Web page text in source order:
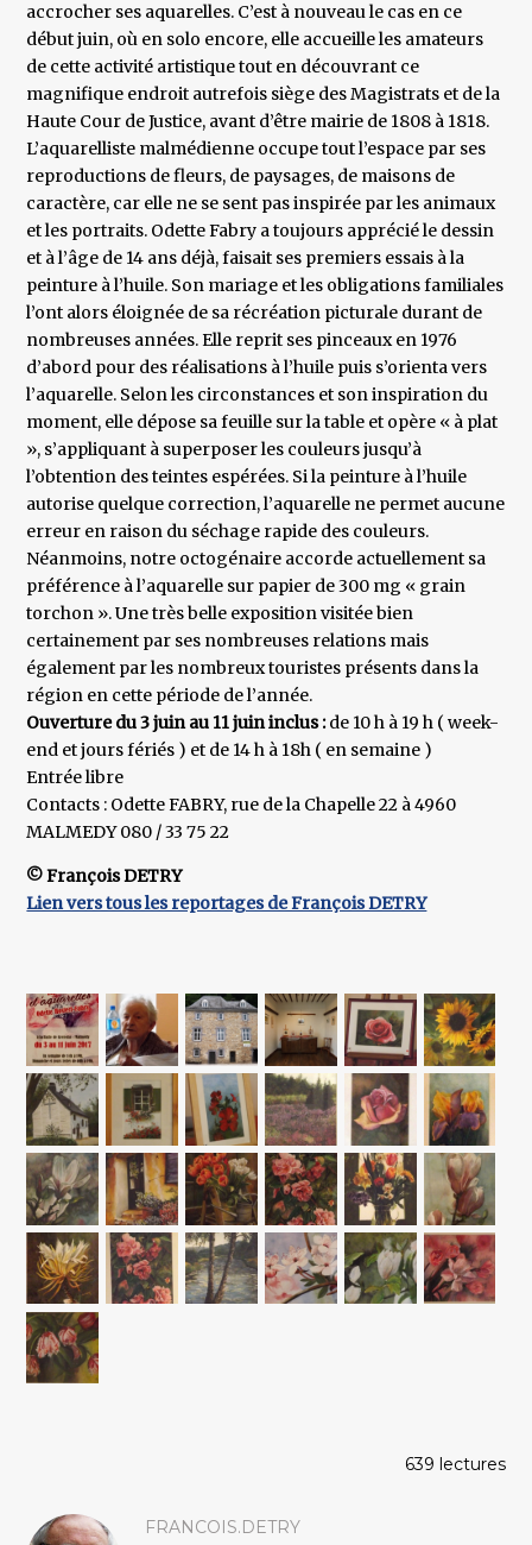
accrocher ses aquarelles. C’est à nouveau le cas en ce
début juin, où en solo encore, elle accueille les amateurs
de cette activité artistique tout en découvrant ce
magnifique endroit autrefois siège des Magistrats et de la
Haute Cour de Justice, avant d’être mairie de 1808 à 1818.
L’aquarelliste malmédienne occupe tout l’espace par ses
reproductions de fleurs, de paysages, de maisons de
caractère, car elle ne se sent pas inspirée par les animaux
et les portraits. Odette Fabry a toujours apprécié le dessin
et à l’âge de 14 ans déjà, faisait ses premiers essais à la
peinture à l’huile. Son mariage et les obligations familiales
l’ont alors éloignée de sa récréation picturale durant de
nombreuses années. Elle reprit ses pinceaux en 1976
d’abord pour des réalisations à l’huile puis s’orienta vers
l’aquarelle. Selon les circonstances et son inspiration du
moment, elle dépose sa feuille sur la table et opère « à plat
», s’appliquant à superposer les couleurs jusqu’à
l’obtention des teintes espérées. Si la peinture à l’huile
autorise quelque correction, l’aquarelle ne permet aucune
erreur en raison du séchage rapide des couleurs.
Néanmoins, notre octogénaire accorde actuellement sa
préférence à l’aquarelle sur papier de 300 mg « grain
torchon ». Une très belle exposition visitée bien
certainement par ses nombreuses relations mais
également par les nombreux touristes présents dans la
région en cette période de l’année.
Ouverture du 3 juin au 11 juin inclus :de 10 h à 19 h ( week-
end et jours fériés ) et de 14 h à 18h ( en semaine )
Entrée libre
Contacts : Odette FABRY, rue de la Chapelle 22 à 4960
MALMEDY 080 / 33 75 22
© François DETRY
Lien vers tous les reportages de François DETRY
639 lectures
FRANCOIS.DETRY